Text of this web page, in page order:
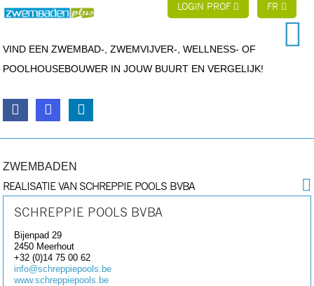
LOGIN PROF FR
VIND EEN ZWEMBAD-, ZWEMVIJVER-, WELLNESS- OF
POOLHOUSEBOUWER IN JOUW BUURT EN VERGELIJK!
ZWEMBADEN
REALISATIE VAN SCHREPPIE POOLS BVBA
SCHREPPIE POOLS BVBA
Bijenpad 29
2450 Meerhout
+32 (0)14 75 00 62
info@schreppiepools.be
www.schreppiepools.be